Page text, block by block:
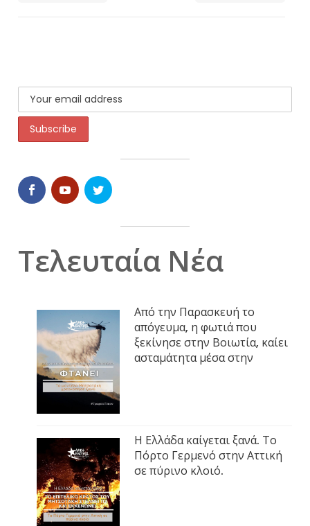
Τελευταία Νέα
Από την Παρασκευή το
απόγευμα, η φωτιά που
ξεκίνησε στην Βοιωτία, καίει
ασταμάτητα μέσα στην
Η Ελλάδα καίγεται ξανά. Το
Πόρτο Γερμενό στην Αττική
σε πύρινο κλοιό.